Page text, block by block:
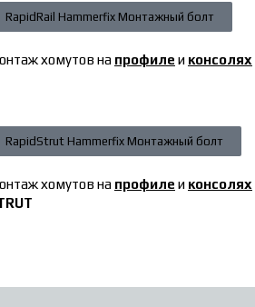
RapidRail Hammerfix Монтажный болт
хомутов на профиле и консолях
RapidStrut Hammerfix Монтажный болт
хомутов на профиле и консолях